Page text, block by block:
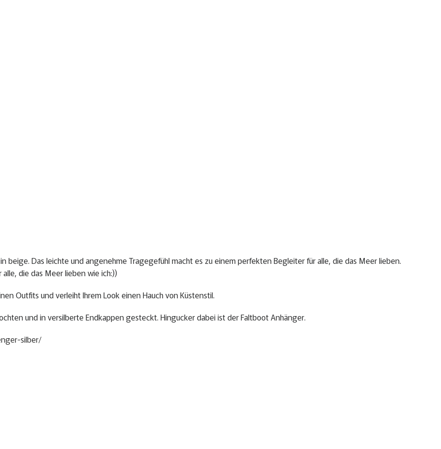
beige. Das leichte und angenehme Tragegefühl macht es zu einem perfekten Begleiter für alle, die das Meer lieben.
die das Meer lieben wie ich:))
Outfits und verleiht Ihrem Look einen Hauch von Küstenstil.
und in versilberte Endkappen gesteckt. Hingucker dabei ist der Faltboot Anhänger.
silber/